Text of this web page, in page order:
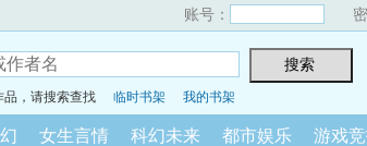
账号：
品，请搜索查找 临时书架 我的书架
女生言情 科幻未来 都市娱乐 游戏